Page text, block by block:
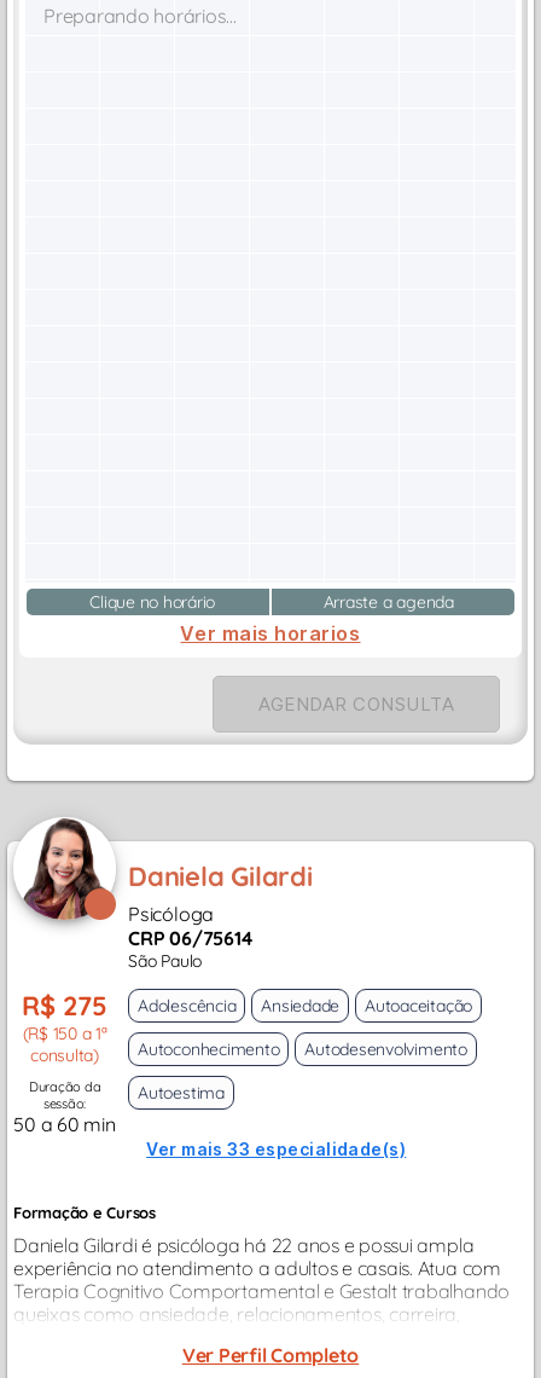
Preparando horários...
Clique no horário Arraste a agenda
Ver mais horarios
AGENDAR CONSULTA
Daniela Gilardi
Psicóloga
CRP 06/75614
São Paulo
R$ 275
(R$ 150 a 1ª
consulta)
Duração da
sessão:
50 a 60 min
Adolescência Ansiedade
Autoaceitação
Autoconhecimento
Autodesenvolvimento
Autoestima
Ver mais 33 especialidade(s)
Formação e Cursos
Daniela Gilardi é psicóloga há 22 anos e possui ampla
experiência no atendimento a adultos e casais. Atua com
Terapia Cognitivo Comportamental e Gestalt trabalhando
queixas como ansiedade, relacionamentos, carreira,
autoconhecimento...Ver Perfil Completo